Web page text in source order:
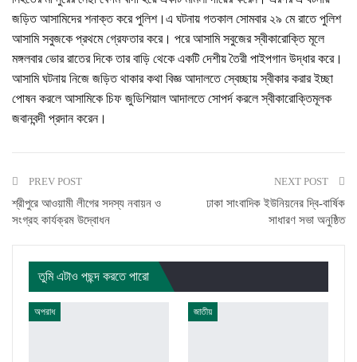
জড়িত আসামিদের শনাক্ত করে পুলিশ।এ ঘটনায় গতকাল সোমবার ২৯ মে রাতে পুলিশ
আসামি সবুজকে প্রথমে গ্রেফতার করে। পরে আসামি সবুজের স্বীকারোক্তি মূলে
মঙ্গলবার ভোর রাতের দিকে তার বাড়ি থেকে একটি দেশীয় তৈরী পাইপগান উদ্ধার করে।
আসামি ঘটনায় নিজে জড়িত থাকার কথা বিজ্ঞ আদালতে স্বেচ্ছায় স্বীকার করার ইচ্ছা
পোষন করলে আসামিকে চিফ জুডিশিয়াল আদালতে সোপর্দ করলে স্বীকারোক্তিমূলক
জবানবন্দী প্রদান করেন।
PREV POST
শ্রীপুরে আওয়ামী লীগের সদস্য নবায়ন ও
সংগ্রহ কার্যক্রম উদ্বোধন
NEXT POST
ঢাকা সাংবাদিক ইউনিয়নের দ্বি-বার্ষিক
সাধারণ সভা অনুষ্ঠিত
তুমি এটাও পছন্দ করতে পারো
অপরাধ জাতীয়